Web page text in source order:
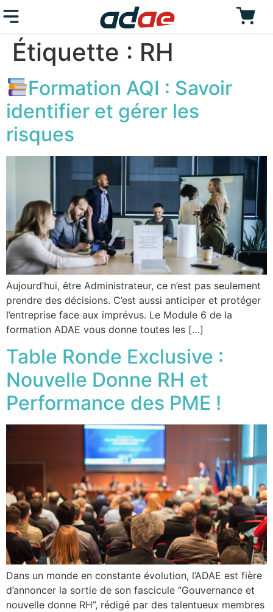
Étiquette : RH
Formation AQI : Savoir
identifier et gérer les
risques
Aujourd’hui, être Administrateur, ce n’est pas seulement
prendre des décisions. C’est aussi anticiper et protéger
l’entreprise face aux imprévus. Le Module 6 de la
formation ADAE vous donne toutes les […]
Table Ronde Exclusive :
Nouvelle Donne RH et
Performance des PME !
Dans un monde en constante évolution, l’ADAE est fière
d’annoncer la sortie de son fascicule “Gouvernance et
nouvelle donne RH”, rédigé par des talentueux membres